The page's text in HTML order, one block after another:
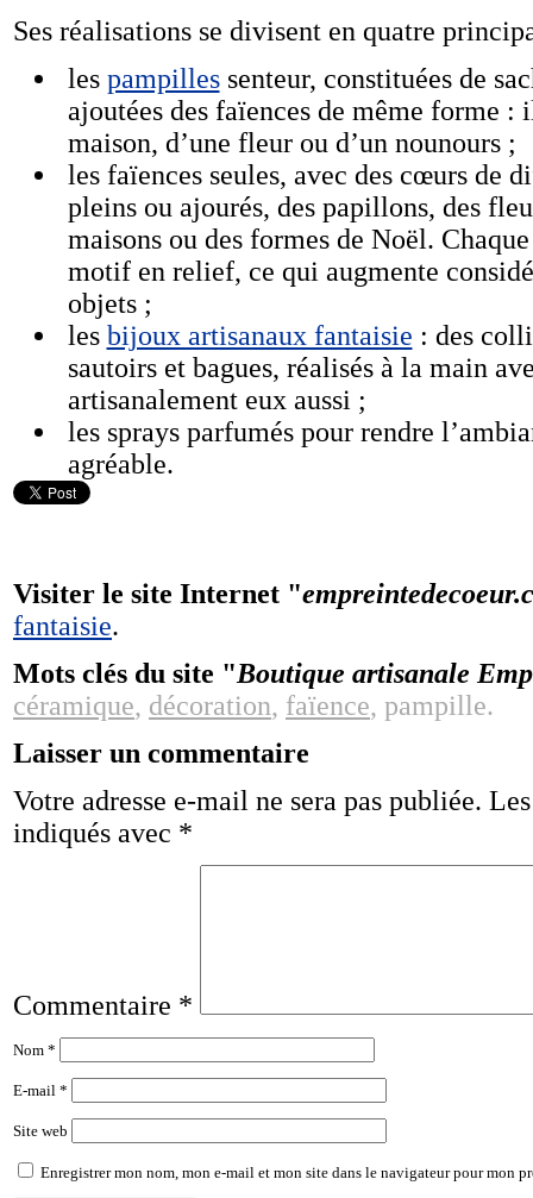
Ses réalisations se divisent en quatre
les pampillessenteur, constituées de
ajoutées des faïences de même forme :
maison, d’une fleur ou d’un nounours ;
les faïences seules, avec des cœurs de
pleins ou ajourés, des papillons, des
maisons ou des formes de Noël.
motif en relief, ce qui augmente
objets ;
les bijoux artisanaux fantaisie : des
sautoirs et bagues, réalisés à la main
artisanalement eux aussi ;
les sprays parfumés pour rendre
agréable.
Visiter le site Internet "
fantaisie.
Mots clés du site "Boutique artisanale
céramique, décoration, faïence, pampille.
Laisser un commentaire
Votre adresse e-mail ne sera pas publiée.
indiqués avec *
Commentaire *
Nom *
E-mail *
Site web
Enregistrer mon nom, mon e-mail et mon site dans le navigateur pour mon